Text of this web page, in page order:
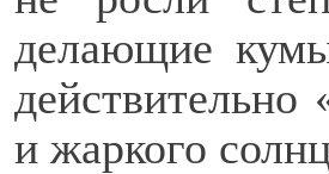
делающие
действительно
и жаркого